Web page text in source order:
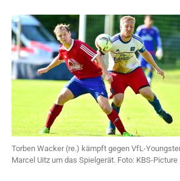
Torben Wacker (re.) kämpft gegen VfL-
Marcel Uitz um das Spielgerät. Foto: KBS-Picture